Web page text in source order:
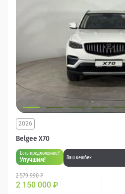
Belgee X70
2026
Есть предложение?
Улучшим! Ваш кешбек
2 579 990 ₽
2 150 000 ₽